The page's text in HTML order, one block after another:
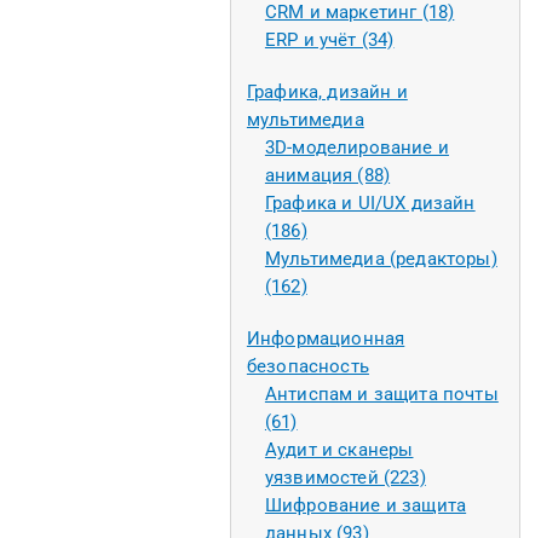
CRM и маркетинг (18)
ERP и учёт (34)
Графика, дизайн и
мультимедиа
3D-моделирование и
анимация (88)
Графика и UI/UX дизайн
(186)
Мультимедиа (редакторы)
(162)
Информационная
безопасность
Антиспам и защита почты
(61)
Аудит и сканеры
уязвимостей (223)
Шифрование и защита
данных (93)